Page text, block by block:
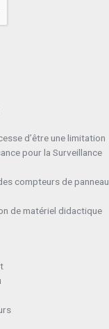
d’être une limitation
pour la Surveillance
compteurs de panneau
de matériel didactique